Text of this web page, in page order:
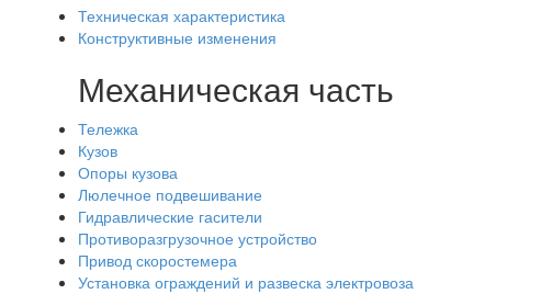
Техническая характеристика
Конструктивные изменения
Механическая часть
Тележка
Кузов
Опоры кузова
Люлечное подвешивание
Гидравлические гасители
Противоразгрузочное устройство
Привод скоростемера
Установка ограждений и развеска электровоза